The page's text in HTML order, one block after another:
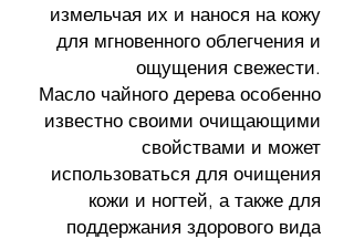
измельчая их и нанося на кожу
для мгновенного облегчения и
ощущения свежести.
Масло чайного дерева особенно
известно своими очищающими
свойствами и может
использоваться для очищения
кожи и ногтей, а также для
поддержания здорового вида